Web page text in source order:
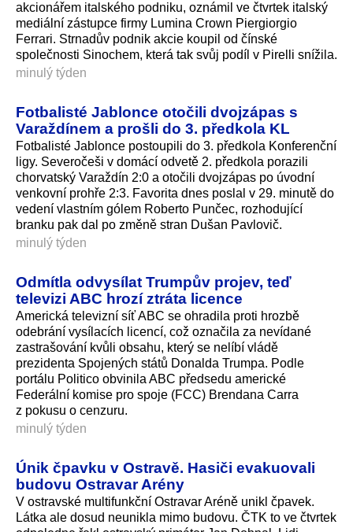
akcionářem italského podniku, oznámil ve čtvrtek italský
mediální zástupce firmy Lumina Crown Piergiorgio
Ferrari. Strnadův podnik akcie koupil od čínské
společnosti Sinochem, která tak svůj podíl v Pirelli snížila.
minulý týden
Fotbalisté Jablonce otočili dvojzápas s
Varaždínem a prošli do 3. předkola KL
Fotbalisté Jablonce postoupili do 3. předkola Konferenční
ligy. Severočeši v domácí odvetě 2. předkola porazili
chorvatský Varaždín 2:0 a otočili dvojzápas po úvodní
venkovní prohře 2:3. Favorita dnes poslal v 29. minutě do
vedení vlastním gólem Roberto Punčec, rozhodující
branku pak dal po změně stran Dušan Pavlovič.
minulý týden
Odmítla odvysílat Trumpův projev, teď
televizi ABC hrozí ztráta licence
Americká televizní síť ABC se ohradila proti hrozbě
odebrání vysílacích licencí, což označila za nevídané
zastrašování kvůli obsahu, který se nelíbí vládě
prezidenta Spojených států Donalda Trumpa. Podle
portálu Politico obvinila ABC předsedu americké
Federální komise pro spoje (FCC) Brendana Carra
z pokusu o cenzuru.
minulý týden
Únik čpavku v Ostravě. Hasiči evakuovali
budovu Ostravar Arény
V ostravské multifunkční Ostravar Aréně unikl čpavek.
Látka ale dosud neunikla mimo budovu. ČTK to ve čtvrtek